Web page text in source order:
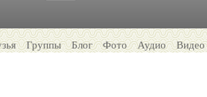
Группы Блог Фото Аудио Видео